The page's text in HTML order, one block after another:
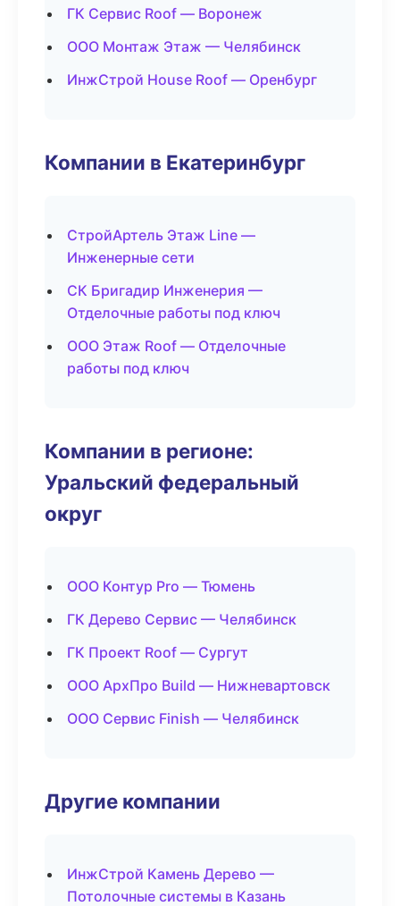
ГК Сервис Roof — Воронеж
ООО Монтаж Этаж — Челябинск
ИнжСтрой House Roof — Оренбург
Компании в Екатеринбург
СтройАртель Этаж Line —
Инженерные сети
СК Бригадир Инженерия —
Отделочные работы под ключ
ООО Этаж Roof — Отделочные
работы под ключ
Компании в регионе:
Уральский федеральный
округ
ООО Контур Pro — Тюмень
ГК Дерево Сервис — Челябинск
ГК Проект Roof — Сургут
ООО АрхПро Build — Нижневартовск
ООО Сервис Finish — Челябинск
Другие компании
ИнжСтрой Камень Дерево —
Потолочные системы в Казань